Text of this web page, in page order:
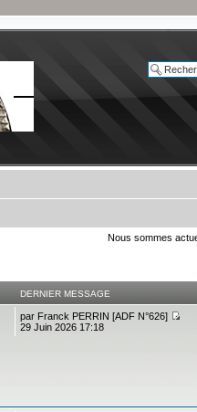
Nous sommes
DERNIER MESSAGE
par Franck PERRIN [ADF N°626]
29 Juin 2026 17:18